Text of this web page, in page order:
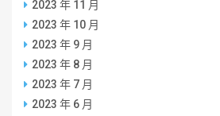
2023 年 11 月
2023 年 10 月
2023 年 9 月
2023 年 8 月
2023 年 7 月
2023 年 6 月